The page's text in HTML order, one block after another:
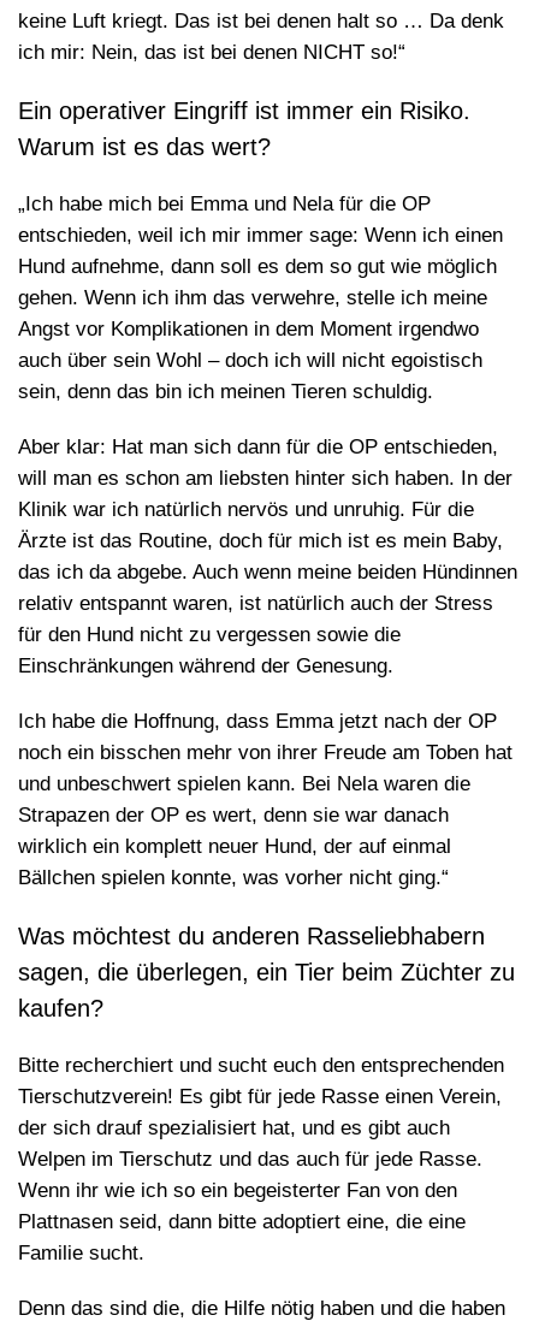
keine Luft kriegt. Das ist bei denen halt so … Da denk
ich mir: Nein, das ist bei denen NICHT so!“
Ein operativer Eingriff ist immer ein Risiko.
Warum ist es das wert?
„Ich habe mich bei Emma und Nela für die OP
entschieden, weil ich mir immer sage: Wenn ich einen
Hund aufnehme, dann soll es dem so gut wie möglich
gehen. Wenn ich ihm das verwehre, stelle ich meine
Angst vor Komplikationen in dem Moment irgendwo
auch über sein Wohl – doch ich will nicht egoistisch
sein, denn das bin ich meinen Tieren schuldig.
Aber klar: Hat man sich dann für die OP entschieden,
will man es schon am liebsten hinter sich haben. In der
Klinik war ich natürlich nervös und unruhig. Für die
Ärzte ist das Routine, doch für mich ist es mein Baby,
das ich da abgebe. Auch wenn meine beiden Hündinnen
relativ entspannt waren, ist natürlich auch der Stress
für den Hund nicht zu vergessen sowie die
Einschränkungen während der Genesung.
Ich habe die Hoffnung, dass Emma jetzt nach der OP
noch ein bisschen mehr von ihrer Freude am Toben hat
und unbeschwert spielen kann. Bei Nela waren die
Strapazen der OP es wert, denn sie war danach
wirklich ein komplett neuer Hund, der auf einmal
Bällchen spielen konnte, was vorher nicht ging.“
Was möchtest du anderen Rasseliebhabern
sagen, die überlegen, ein Tier beim Züchter zu
kaufen?
Bitte recherchiert und sucht euch den entsprechenden
Tierschutzverein! Es gibt für jede Rasse einen Verein,
der sich drauf spezialisiert hat, und es gibt auch
Welpen im Tierschutz und das auch für jede Rasse.
Wenn ihr wie ich so ein begeisterter Fan von den
Plattnasen seid, dann bitte adoptiert eine, die eine
Familie sucht.
Denn das sind die, die Hilfe nötig haben und die haben